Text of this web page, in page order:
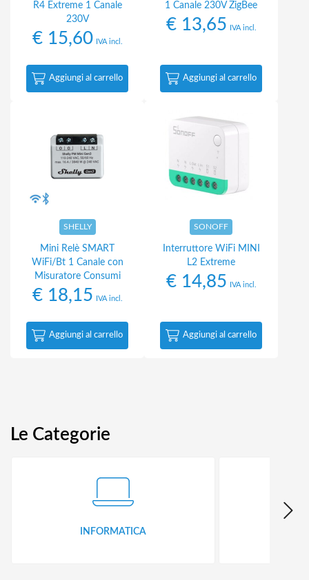
R4 Extreme 1 Canale
230V
€15,60 IVA incl.
Aggiungi al carrello
1 Canale 230V ZigBee
€13,65 IVA incl.
Aggiungi al carrello
SHELLY
Mini Relè SMART
WiFi/Bt 1 Canale con
Misuratore Consumi
€18,15 IVA incl.
Aggiungi al carrello
SONOFF
Interruttore WiFi MINI
L2 Extreme
€14,85 IVA incl.
Aggiungi al carrello
Le Categorie
INFORMATICA